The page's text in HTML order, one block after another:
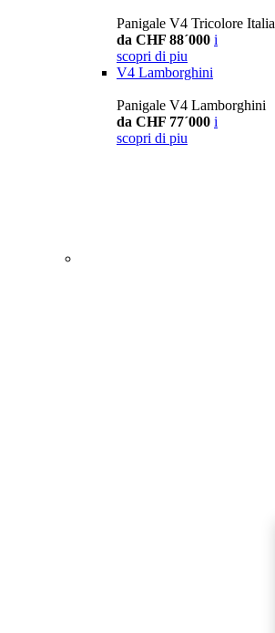
Panigale V4 Tricolore Italia
da CHF 88´000 i
scopri di piu
V4 Lamborghini
Panigale V4 Lamborghini
da CHF 77´000 i
scopri di piu